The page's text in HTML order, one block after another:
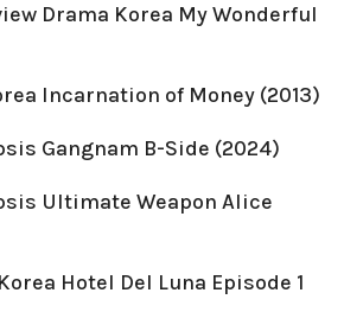
Drama Korea My Wonderful
Incarnation of Money (2013)
Gangnam B-Side (2024)
Ultimate Weapon Alice
Hotel Del Luna Episode 1